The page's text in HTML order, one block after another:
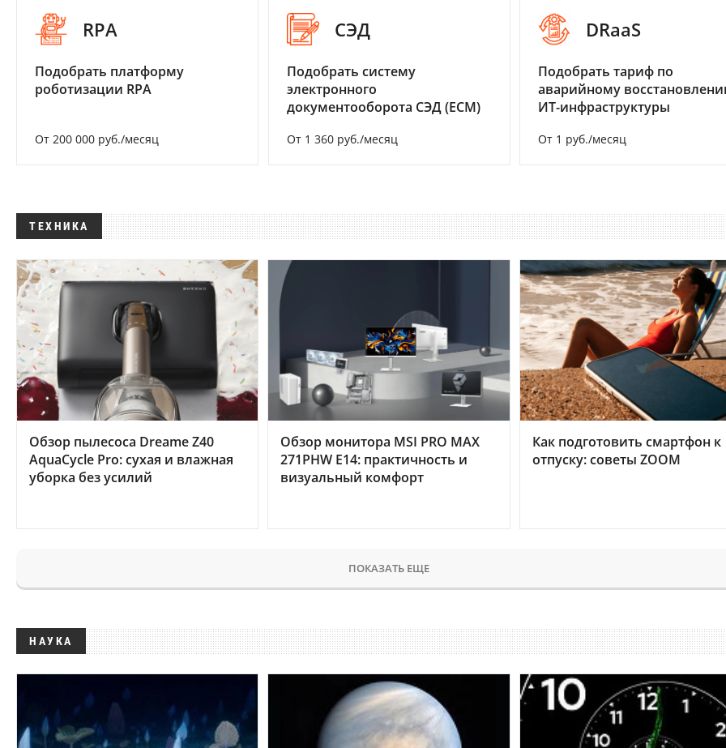
RPA
Подобрать платформу
роботизации RPA
От 200 000 руб./месяц
СЭД
Подобрать систему
электронного
документооборота СЭД (ECM)
От 1 360 руб./месяц
DRaaS
Подобрать тариф по
аварийному
ИТ-инфраструктуры
От 1 руб./месяц
ТЕХНИКА
Обзор пылесоса Dreame Z40
AquaCycle Pro: сухая и влажная
уборка без усилий
Обзор монитора MSI PRO MAX
271PHW E14: практичность и
визуальный комфорт
Как подготовить смартфон к
отпуску: советы ZOOM
ПОКАЗАТЬ ЕЩЕ
НАУКА